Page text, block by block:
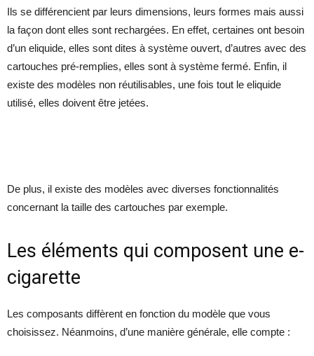
Ils se différencient par leurs dimensions, leurs formes mais aussi
la façon dont elles sont rechargées. En effet, certaines ont besoin
d’un eliquide, elles sont dites à système ouvert, d’autres avec des
cartouches pré-remplies, elles sont à système fermé. Enfin, il
existe des modèles non réutilisables, une fois tout le eliquide
utilisé, elles doivent être jetées.
De plus, il existe des modèles avec diverses fonctionnalités
concernant la taille des cartouches par exemple.
Les éléments qui composent une e-
cigarette
Les composants diffèrent en fonction du modèle que vous
choisissez. Néanmoins, d’une manière générale, elle compte :